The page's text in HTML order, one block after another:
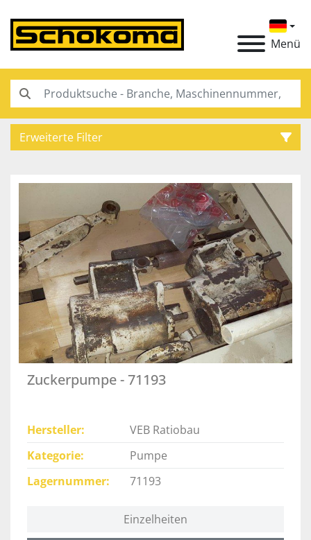
Menü
Erweiterte Filter
Hersteller
Zuckerpumpe - 71193
Hersteller
VEB Ratiobau
Kategorie
Pumpe
Lagernummer
71193
Einzelheiten